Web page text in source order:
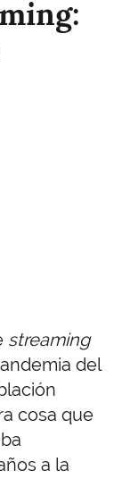
streaming
del
cosa que
a la